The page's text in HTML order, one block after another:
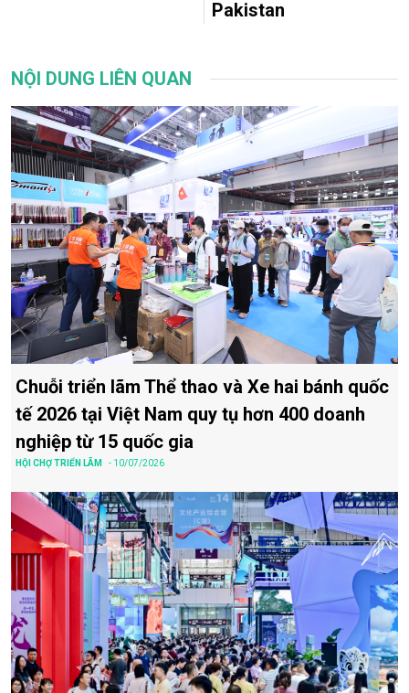
Pakistan
NỘI DUNG LIÊN QUAN
Chuỗi triển lãm Thể thao và Xe hai bánh quốc
tế 2026 tại Việt Nam quy tụ hơn 400 doanh
nghiệp từ 15 quốc gia
HỘI CHỢ TRIỂN LÃM - 10/07/2026